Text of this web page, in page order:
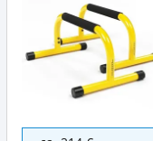
Lebert